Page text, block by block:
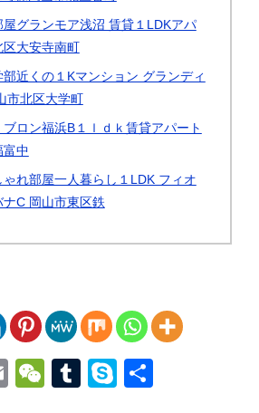
屋グランモア浅沼 賃貸１LDKアパ
区大安寺南町
近くの１Kマンション グランディ
市北区大学町
ロン福浜B１ｌｄｋ賃貸アパート
富中
ゃれ部屋一人暮らし１LDK フィオ
C 岡山市東区鉄
E
W
T
S